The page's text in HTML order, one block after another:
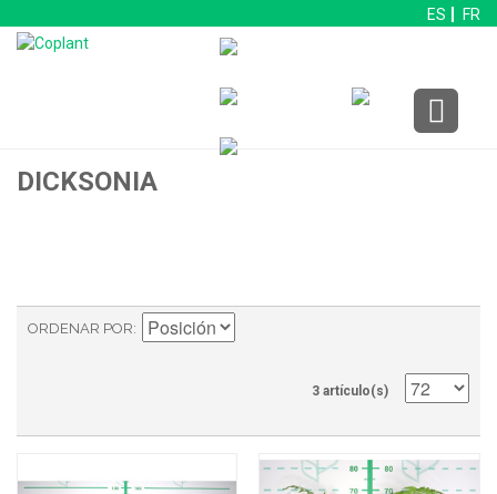
ES FR
DICKSONIA
ORDENAR POR
3 artículo(s)